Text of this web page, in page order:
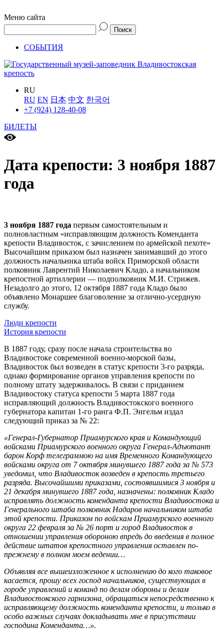
Меню сайта
СОБЫТИЯ
RU
RU EN 日本 中文 한국어
+7 (924) 128-40-08
БИЛЕТЫ
Дата крепости: 3 ноября 1887
года
3 ноября 1887 года первым самостоятельным и
полновластным «исправляющим должность Коменданта
крепости Владивосток, с зачислением по армейской пехоте»
Высочайшим приказом был назначен занимавший до этого
должность начальника штаба войск Приморской области
полковник Лаврентий Николаевич Кладо, а начальником
крепостной артиллерии — подполковник М.И. Стрижев.
Незадолго до этого, 12 октября 1887 года Кладо было
объявлено Монаршее благоволение за отлично-усердную
службу.
Люди крепости
История крепости
В 1887 году, сразу после начала строительства во
Владивостоке современной военно-морской базы,
Владивосток был возведен в статус крепости 3-го разряда,
однако формирование органов управления крепости по
полному штату задерживалось. В связи с приданием
Владивостоку статуса крепости 5 марта 1887 года
исправляющий должность Владивостокского военного
губернатора капитан 1-го ранга Ф.П. Энгельм издал
следующий приказ за № 22:
«Генерал-Губернатор Приамурского края и Командующий
войсками Приамурского военного округа Генерал-Адъютант
барон Корф телеграммою на имя Временного Командующего
войсками округа от 7 октября минувшего 1887 года за № 573
уведомил, что Владивосток возведен в крепость третьего
разряда. Высочайшими приказами, состоявшимися 3 ноября и
21 декабря минувшего 1887 года, назначены: полковник Кладо
исправлять должность коменданта крепости Владивостока и
Генерального штаба полковник Надаров начальником штаба
этой крепости. Приказом по войскам Приамурского военного
округа 22 февраля за № 26 порт и город Владивосток в
отношении управления обороною впредь до введения в полное
действие штатов крепостного управления оставлен по-
прежнему в полном моем ведении…
Объявляя все вышеизложенное к исполнению до кого таковое
касается, прошу всех господ начальников, существующих в
городе управлений и команд по делам обороны и делам
Владивостокского гарнизона, обращаться непосредственно к
исправляющему должность коменданта крепости, и только в
особо важных случаях докладывать мне в присутствии
господина Коменданта…».